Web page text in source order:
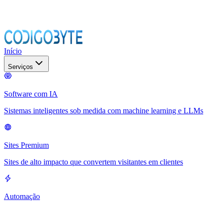
Início
Serviços
Software com IA
Sistemas inteligentes sob medida com machine learning e LLMs
Sites Premium
Sites de alto impacto que convertem visitantes em clientes
Automação